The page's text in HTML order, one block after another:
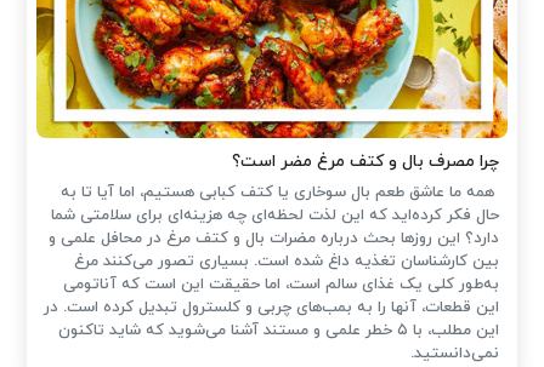
چرا مصرف بال و کتف مرغ مضر است؟
همه ما عاشق طعم بال سوخاری یا کتف کبابی هستیم، اما آیا تا به
حال فکر کرده‌اید که این لذت لحظه‌ای چه هزینه‌ای برای سلامتی شما
دارد؟ این روزها بحث درباره مضرات بال و کتف مرغ در محافل علمی و
بین کارشناسان تغذیه داغ شده است. بسیاری تصور می‌کنند مرغ
به‌طور کلی یک غذای سالم است، اما حقیقت این است که آناتومی
این قطعات، آنها را به بمب‌های چربی و کلسترول تبدیل کرده است. در
این مطلب، با ۵ خطر علمی و مستند آشنا می‌شوید که شاید تاکنون
نمی‌دانستید.